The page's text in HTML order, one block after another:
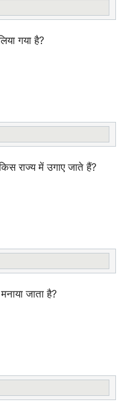
गया है?
राज्य में उगाए जाते हैं?
जाता है?